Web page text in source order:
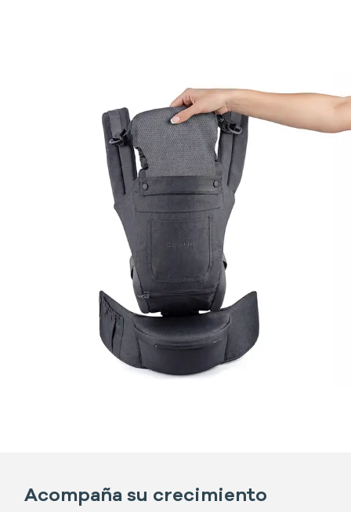
Acompaña su crecimiento